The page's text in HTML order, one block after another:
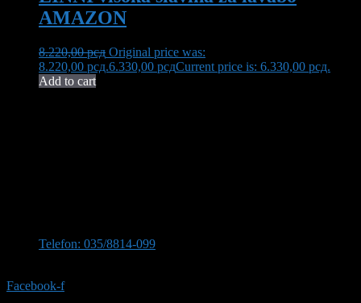
AMAZON
8.220,00рсд Original price was:
8.220,00 рсд.6.330,00 рсдCurrent price is: 6.330,00 рсд.
Add to cart
Telefon: 035/8814-099
Facebook-f